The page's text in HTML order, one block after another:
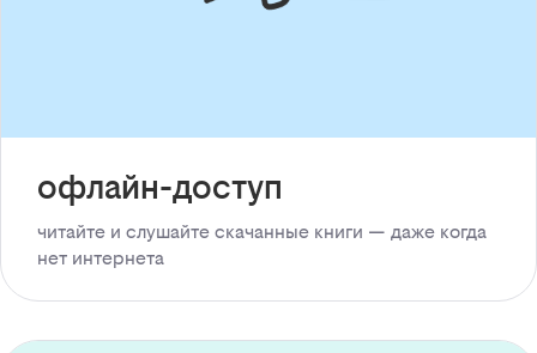
офлайн-доступ
читайте и слушайте скачанные книги — даже когда
нет интернета